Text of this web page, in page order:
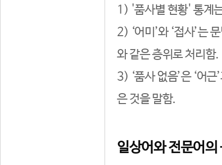
1) '품사별 현황' 통계
2) ‘어미’와 ‘접사’는
와 같은 층위로 처리함.
3) ‘품사 없음’은 ‘어
은 것을 말함.
일상어와 전문어의